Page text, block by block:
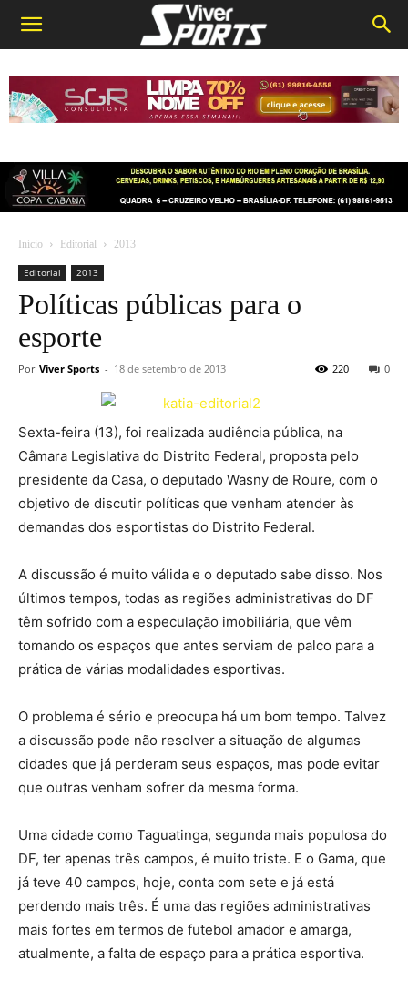
Início Editorial 2013
Editorial 2013
Políticas públicas para o
esporte
Por Viver Sports - 18 de setembro de 2013 0
220
Sexta-feira (13), foi realizada audiência pública, na
Câmara Legislativa do Distrito Federal, proposta pelo
presidente da Casa, o deputado Wasny de Roure, com o
objetivo de discutir políticas que venham atender às
demandas dos esportistas do Distrito Federal.
A discussão é muito válida e o deputado sabe disso. Nos
últimos tempos, todas as regiões administrativas do DF
têm sofrido com a especulação imobiliária, que vêm
tomando os espaços que antes serviam de palco para a
prática de várias modalidades esportivas.
O problema é sério e preocupa há um bom tempo. Talvez
a discussão pode não resolver a situação de algumas
cidades que já perderam seus espaços, mas pode evitar
que outras venham sofrer da mesma forma.
Uma cidade como Taguatinga, segunda mais populosa do
DF, ter apenas três campos, é muito triste. E o Gama, que
já teve 40 campos, hoje, conta com sete e já está
perdendo mais três. É uma das regiões administrativas
mais fortes em termos de futebol amador e amarga,
atualmente, a falta de espaço para a prática esportiva.